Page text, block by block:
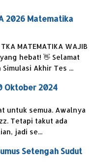
2026 Matematika
MATEMATIKA WAJIB
hebat! 👋 Selamat
Akhir Tes ...
Oktober 2024
untuk semua. Awalnya
Tetapi takut ada
jadi se...
Setengah Sudut